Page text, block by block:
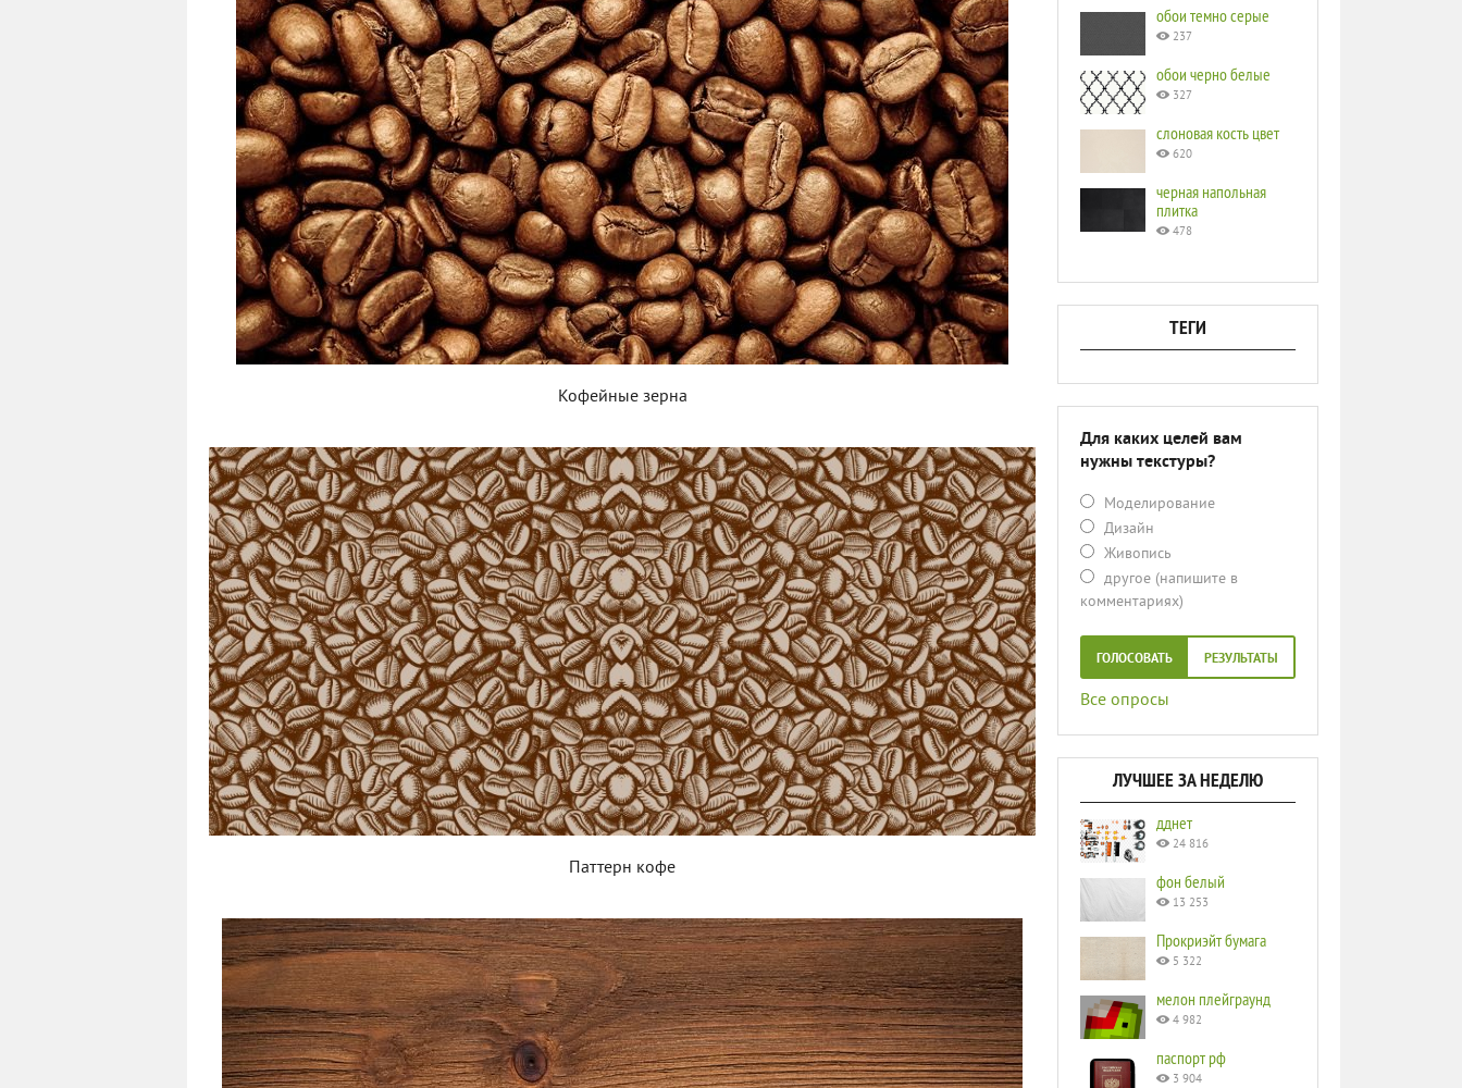
Кофейные зерна
Паттерн кофе
обои темно серые
237
обои черно белые
327
слоновая кость цвет
620
черная напольная
плитка
478
ТЕГИ
Для каких целей вам
нужны текстуры?
Моделирование
Дизайн
Живопись
другое (напишите в
комментариях)
ГОЛОСОВАТЬ РЕЗУЛЬТАТЫ
Все опросы
ЛУЧШЕЕ ЗА НЕДЕЛЮ
дднет
24 816
фон белый
13 253
Прокриэйт бумага
5 322
мелон плейграунд
4 982
паспорт рф
3 904